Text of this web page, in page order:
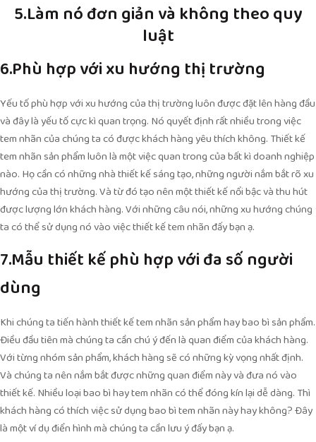
5.Làm nó đơn giản và không theo quy
luật
6.Phù hợp với xu hướng thị trường
Yếu tố phù hợp với xu hướng của thị trường luôn được đặt lên hàng đầu
và đây là yếu tố cực kì quan trọng. Nó quyết định rất nhiều trong việc
tem nhãn của chúng ta có được khách hàng yêu thích không. Thiết kế
tem nhãn sản phẩm luôn là một việc quan trong của bất kì doanh nghiệp
nào. Họ cần có những nhà thiết kế sáng tạo, những người nắm bắt rõ xu
hướng của thị trường. Và từ đó tạo nên một thiết kế nổi bậc và thu hút
được lượng lớn khách hàng. Với những câu nói, những xu hướng chúng
ta có thể sử dụng nó vào việc thiết kế tem nhãn đấy bạn ạ.
7.Mẫu thiết kế phù hợp với đa số người
dùng
Khi chúng ta tiến hành thiết kế tem nhãn sản phẩm hay bao bì sản phẩm.
Điều đầu tiên mà chúng ta cần chú ý đến là quan điểm của khách hàng.
Với từng nhóm sản phẩm, khách hàng sẽ có những kỳ vọng nhất định.
Và chúng ta nên nắm bắt được những quan điểm này và đưa nó vào
thiết kế. Nhiều loại bao bì hay tem nhãn có thể đóng kín lại dễ dàng. Thì
khách hàng có thích việc sử dụng bao bì tem nhãn này hay không? Đây
là một ví dụ điển hình mà chúng ta cần lưu ý đấy bạn ạ.